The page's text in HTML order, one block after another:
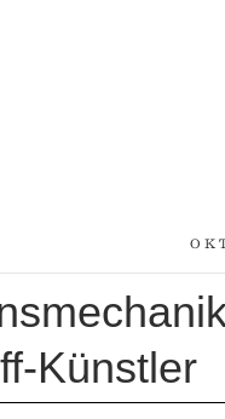
Künstler